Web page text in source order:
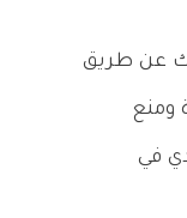
عن طريق
ومنع
في